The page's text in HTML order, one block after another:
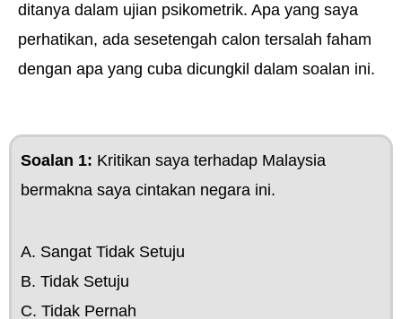
ditanya dalam ujian psikometrik. Apa yang saya
perhatikan, ada sesetengah calon tersalah faham
dengan apa yang cuba dicungkil dalam soalan ini.
Soalan 1: Kritikan saya terhadap Malaysia
bermakna saya cintakan negara ini.
A. Sangat Tidak Setuju
B. Tidak Setuju
C. Tidak Pernah